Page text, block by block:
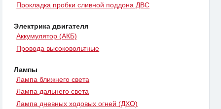
Прокладка пробки сливной поддона ДВС
Электрика двигателя
Аккумулятор (АКБ)
Провода высоковольтные
Лампы
Лампа ближнего света
Лампа дальнего света
Лампа дневных ходовых огней (ДХО)